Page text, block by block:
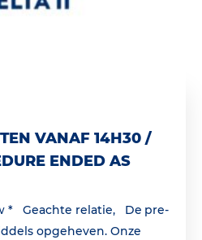
VANAF 14H30 /
ENDED AS
* Geachte relatie, De pre-
opgeheven. Onze